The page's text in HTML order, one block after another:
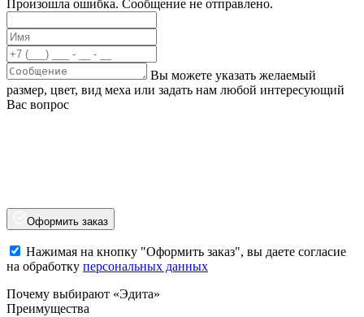
Произошла ошибка. Сообщение не отправлено.
Вы можете указать желаемый
размер, цвет, вид меха или задать нам любой интересующий
Вас вопрос
Оформить заказ
Нажимая на кнопку "Оформить заказ", вы даете согласие
на обработку персональных данных
Почему выбирают «Эдита»
Преимущества